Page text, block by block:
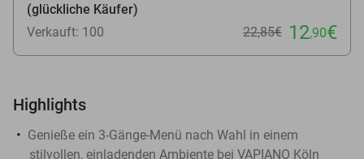
(glückliche Käufer)
Verkauft: 100 22,85€ 12,90€
Highlights
Genieße ein 3-Gänge-Menü nach Wahl in einem
stilvollen, einladenden Ambiente bei VAPIANO Köln